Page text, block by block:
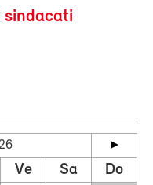
sindacati
Ve Sa Do